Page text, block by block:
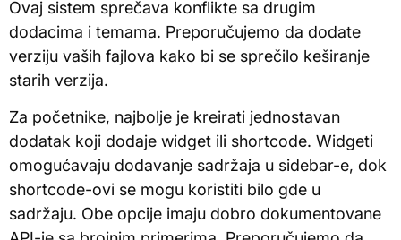
Ovaj sistem sprečava konflikte sa drugim
dodacima i temama. Preporučujemo da dodate
verziju vaših fajlova kako bi se sprečilo keširanje
starih verzija.
Za početnike, najbolje je kreirati jednostavan
dodatak koji dodaje widget ili shortcode. Widgeti
omogućavaju dodavanje sadržaja u sidebar-e, dok
shortcode-ovi se mogu koristiti bilo gde u
sadržaju. Obe opcije imaju dobro dokumentovane